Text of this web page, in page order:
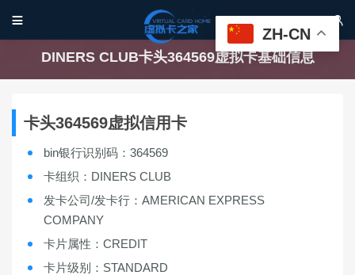
 
DINERS CLUB卡头364569虚拟卡基础信息
卡头364569虚拟信用卡
bin银行识别码：364569
卡组织：DINERS CLUB
发卡公司/发卡行：AMERICAN EXPRESS
COMPANY
卡片属性：CREDIT
卡片级别：STANDARD
ZH-CN